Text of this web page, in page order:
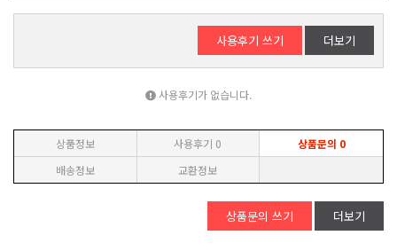
사용후기 쓰기 더보기
사용후기가 없습니다.
상품정보 사용후기 0 상품문의 0
배송정보
교환정보
상품문의 쓰기 더보기